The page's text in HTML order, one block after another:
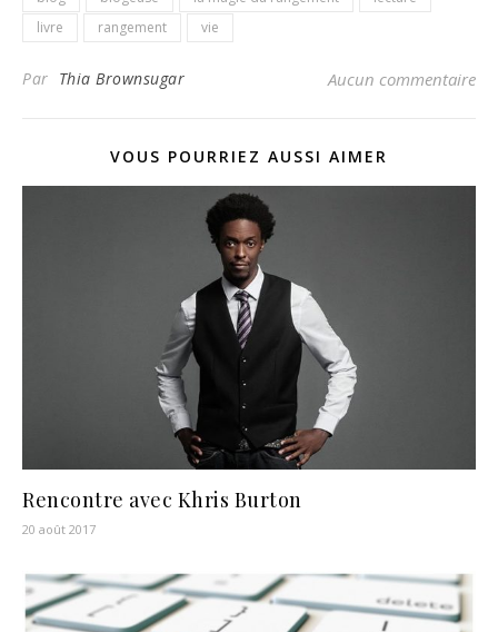
livre
rangement vie
Par Thia Brownsugar Aucun commentaire
VOUS POURRIEZ AUSSI AIMER
Rencontre avec Khris Burton
20 août 2017